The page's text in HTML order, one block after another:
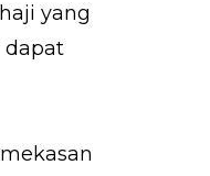
yang
dapat